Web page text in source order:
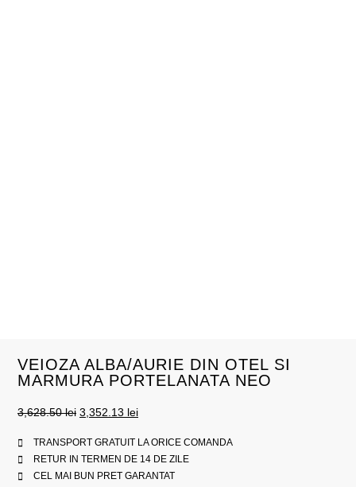
VEIOZA ALBA/AURIE DIN OTEL SI
MARMURA PORTELANATA NEO
3,628.50lei 3,352.13 lei
TRANSPORT GRATUIT LA ORICE COMANDA
RETUR IN TERMEN DE 14 DE ZILE
CEL MAI BUN PRET GARANTAT